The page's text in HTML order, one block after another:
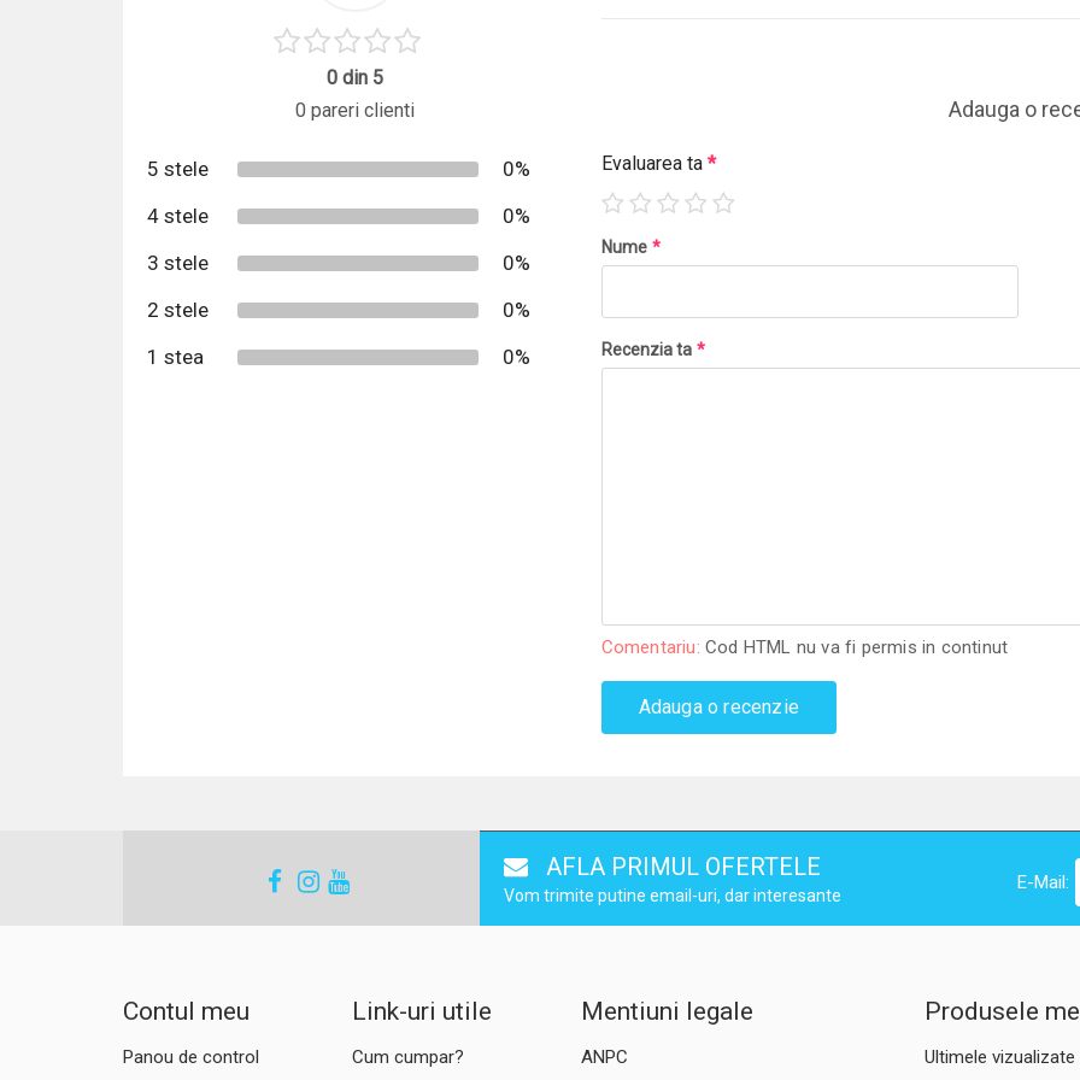
0 din 5
0 pareri clienti
5 stele
0%
4 stele
0%
3 stele
0%
2 stele
0%
1 stea
0%
Adauga o
Evaluarea ta *
Nume *
Recenzia ta *
Comentariu: Cod HTML nu va fi permis in continut
Adauga o recenzie
AFLA PRIMUL OFERTELE
Vom trimite putine email-uri, dar interesante
E-Mail:
Contul meu
Panou de control
Link-uri utile
Cum cumpar?
Mentiuni legale
ANPC
Produsele
Ultimele vizualizate